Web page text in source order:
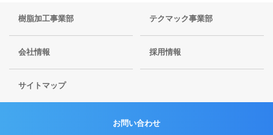
樹脂加工事業部 テクマック事業部
会社情報 採用情報
サイトマップ
お問い合わせ